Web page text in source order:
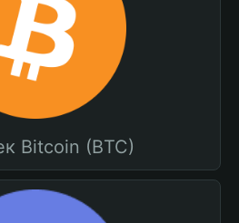
Bitcoin (BTC)